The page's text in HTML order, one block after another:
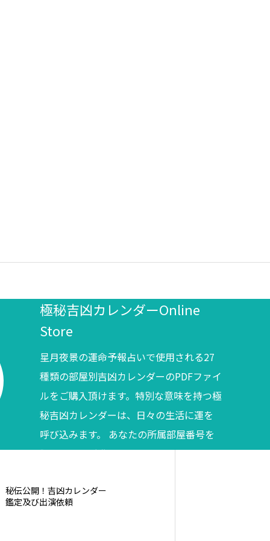
極秘吉凶カレンダーOnline
Store
星月夜景の運命予報占いで使用される27
種類の部屋別吉凶カレンダーのPDFファイ
ルをご購入頂けます。特別な意味を持つ極
秘吉凶カレンダーは、日々の生活に運を
呼び込みます。 あなたの所属部屋番号を
調べてからご購入ください。
秘伝公開！吉凶カレンダー
鑑定及び出演依頼